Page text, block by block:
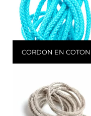
CORDON EN COTON